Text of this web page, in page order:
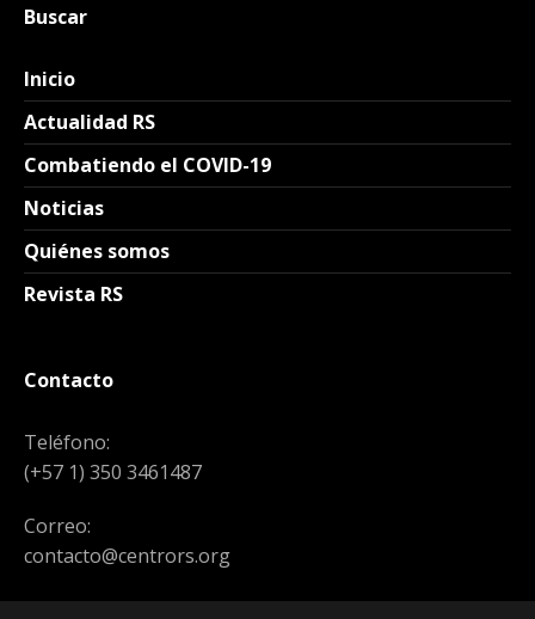
Buscar
Inicio
Actualidad RS
Combatiendo el COVID-19
Noticias
Quiénes somos
Revista RS
Contacto
Teléfono:
(+57 1) 350 3461487
Correo:
contacto@centrors.org